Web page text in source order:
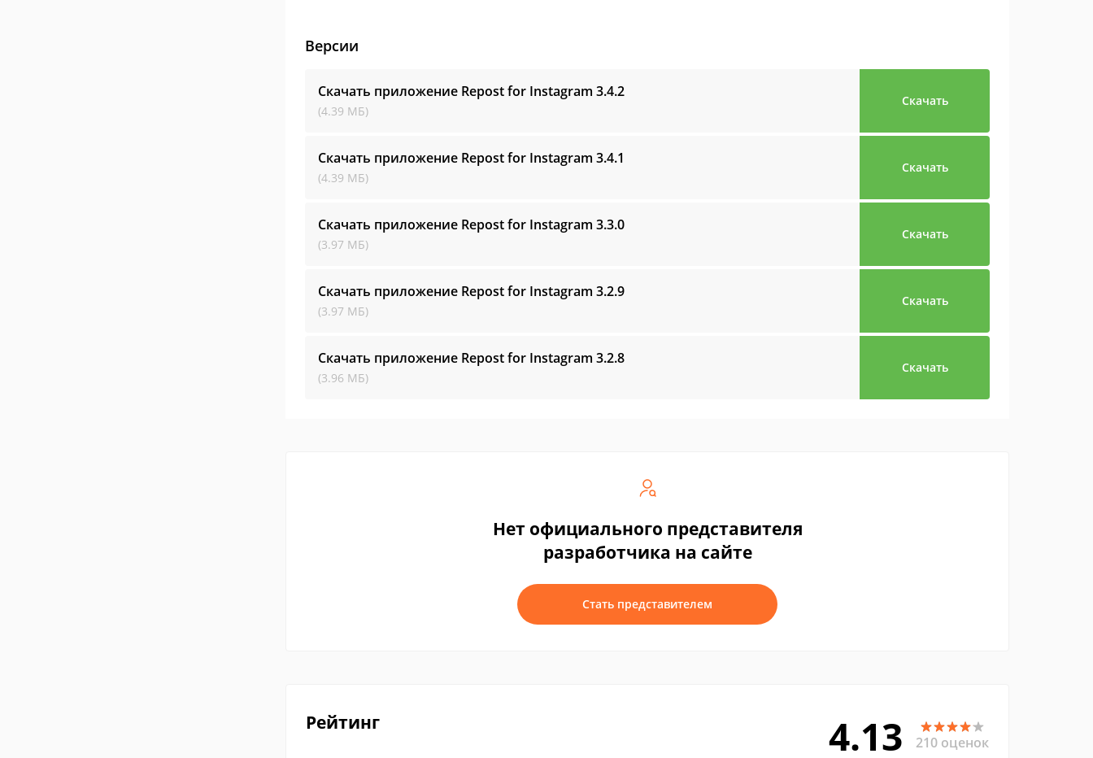
Версии
Скачать приложение Repost for Instagram 3.4.2
(4.39 МБ)
Скачать
Скачать приложение Repost for Instagram 3.4.1
(4.39 МБ)
Скачать
Скачать приложение Repost for Instagram 3.3.0
(3.97 МБ)
Скачать
Скачать приложение Repost for Instagram 3.2.9
(3.97 МБ)
Скачать
Скачать приложение Repost for Instagram 3.2.8
(3.96 МБ)
Скачать
Нет официального представителя
разработчика на сайте
Стать представителем
Рейтинг 4.13 210 оценок